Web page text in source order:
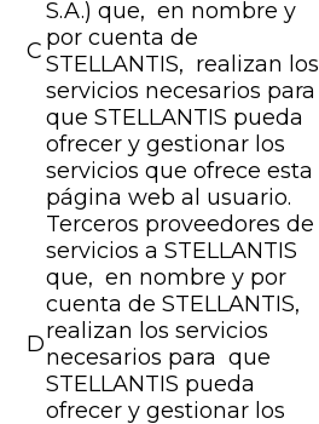
C
S.A.) que, en nombre y
por cuenta de
STELLANTIS, realizan los
servicios necesarios para
que STELLANTIS pueda
ofrecer y gestionar los
servicios que ofrece esta
página web al usuario.
D
Terceros proveedores de
servicios a STELLANTIS
que, en nombre y por
cuenta de STELLANTIS,
realizan los servicios
necesarios para que
STELLANTIS pueda
ofrecer y gestionar los